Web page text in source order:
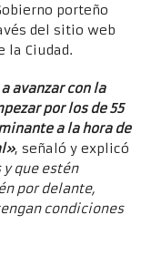
porteño
del sitio web
la Ciudad.
avanzar con la
por los de 55
a la hora de
, señaló y explicó
y que estén
por delante,
condiciones